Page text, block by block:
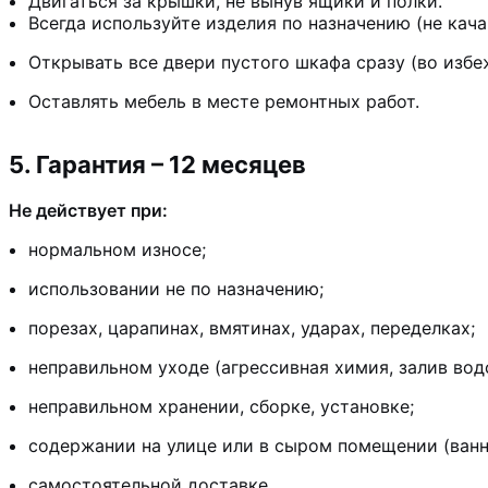
Всегда используйте изделия по назначению (не
Открывать все двери пустого шкафа сразу (во
Оставлять мебель в месте ремонтных работ.
5. Гарантия – 12 месяцев
Не действует при:
нормальном износе;
использовании не по назначению;
порезах, царапинах, вмятинах, ударах, переделках;
неправильном уходе (агрессивная химия, залив
неправильном хранении, сборке, установке;
содержании на улице или в сыром помещении